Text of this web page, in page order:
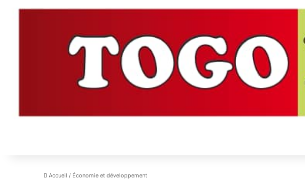
Accueil / Économie et développement